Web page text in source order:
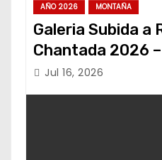
AÑO 2026 MONTAÑA
Galeria Subida a
Chantada 2026
Jul 16, 2026